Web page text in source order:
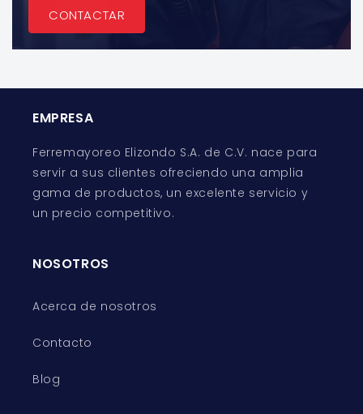
CONTACTAR
EMPRESA
Ferremayoreo Elizondo S.A. de C.V. nace para
servir a sus clientes ofreciendo una amplia
gama de productos, un excelente servicio y
un precio competitivo.
NOSOTROS
Acerca de nosotros
Contacto
Blog